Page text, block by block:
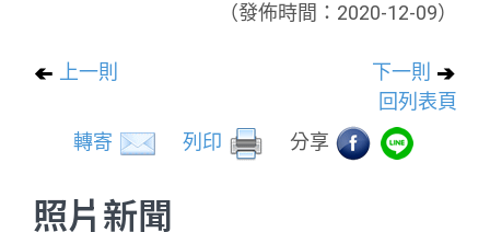
（發佈時間：2020-12-09）
上一則
下一則
回列表頁
轉寄
列印 分享
照片新聞